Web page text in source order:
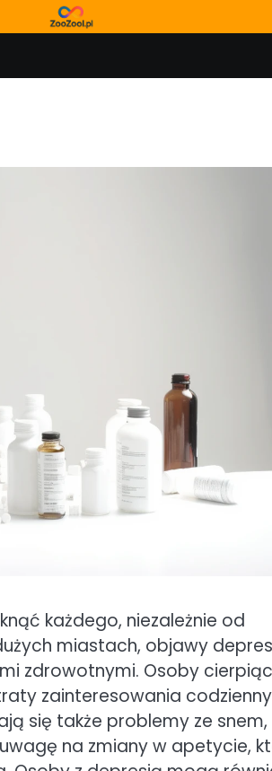
każdego, niezależnie od
miastach, objawy
zdrowotnymi. Osoby
zainteresowania
się także problemy ze snem,
na zmiany w apetycie,